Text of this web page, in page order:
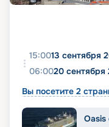
15:0013 сентября
06:0020 сентября
Вы посетите 2
Oasis